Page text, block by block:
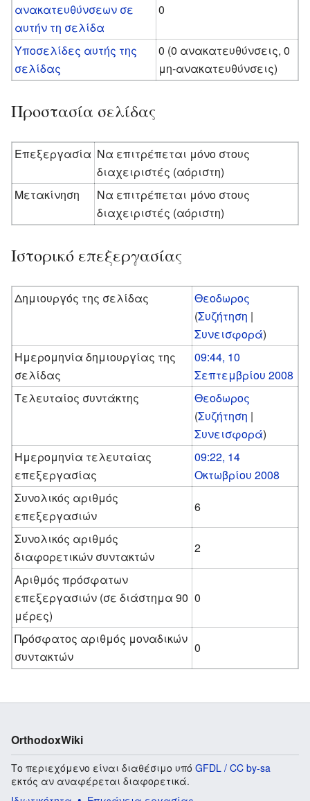
ανακατευθύνσεων σε
αυτήν τη σελίδα
0
Υποσελίδες αυτής της
σελίδας
0 (0 ανακατευθύνσεις, 0
μη-ανακατευθύνσεις)
Προστασία σελίδας
Επεξεργασία Να επιτρέπεται μόνο στους
διαχειριστές (αόριστη)
Μετακίνηση
Να επιτρέπεται μόνο στους
διαχειριστές (αόριστη)
Ιστορικό επεξεργασίας
Δημιουργός της σελίδας
Θεοδωρος
(Συζήτηση |
Συνεισφορά)
Ημερομηνία δημιουργίας της
σελίδας
09:44, 10
Σεπτεμβρίου 2008
Τελευταίος συντάκτης
Θεοδωρος
(Συζήτηση |
Συνεισφορά)
Ημερομηνία τελευταίας
επεξεργασίας
09:22, 14
Οκτωβρίου 2008
Συνολικός αριθμός
επεξεργασιών
6
Συνολικός αριθμός
διαφορετικών συντακτών
2
Αριθμός πρόσφατων
επεξεργασιών (σε διάστημα 90
μέρες)
0
Πρόσφατος αριθμός μοναδικών
συντακτών
0
OrthodoxWiki
Το περιεχόμενο είναι διαθέσιμο υπό GFDL / CC by-sa
εκτός αν αναφέρεται διαφορετικά.